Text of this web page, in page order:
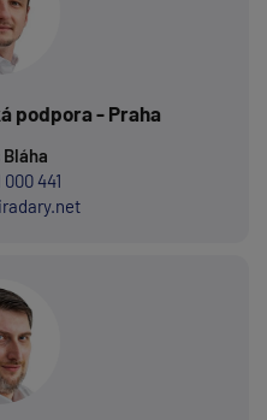
podpora - Praha
441